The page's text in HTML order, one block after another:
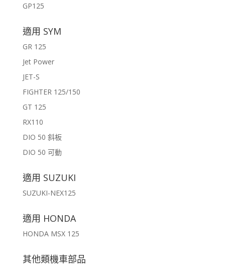
GP125
適用 SYM
GR 125
Jet Power
JET-S
FIGHTER 125/150
GT 125
RX110
DIO 50 斜板
DIO 50 可動
適用 SUZUKI
SUZUKI-NEX125
適用 HONDA
HONDA MSX 125
其他類機車部品